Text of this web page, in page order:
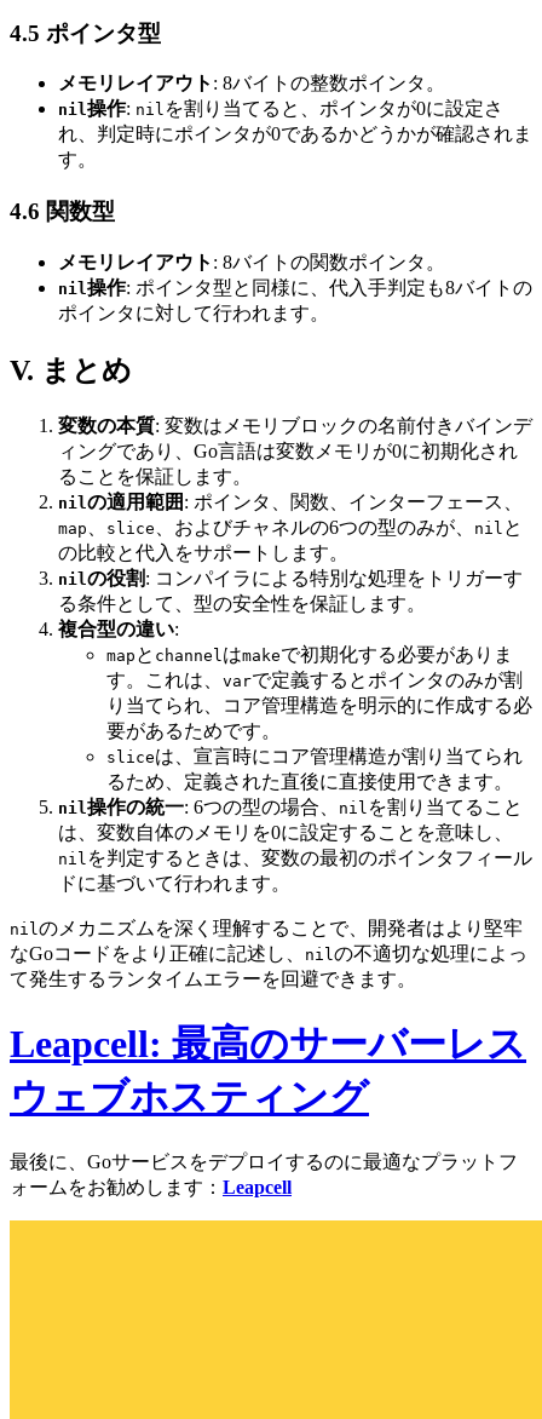
4.5 ポインタ型
メモリレイアウト : 8バイトの整数ポインタ。
nil操作: nil を割り当てると、ポインタが0に設定さ
れ、判定時にポインタが0であるかどうかが確認されま
す。
4.6 関数型
メモリレイアウト : 8バイトの関数ポインタ。
nil 操作: ポインタ型と同様に、代入手判定も8バイトの
ポインタに対して行われます。
V. まとめ
変数の本質: 変数はメモリブロックの名前付きバインデ
ィングであり、Go言語は変数メモリが0に初期化され
ることを保証します。
nil の適用範囲: ポインタ、関数、インターフェース、
map slice 、およびチャネルの6つの型のみが、 nil と
の比較と代入をサポートします。
nil の役割: コンパイラによる特別な処理をトリガーす
る条件として、型の安全性を保証します。
複合型の違い:
map と channel はmakeで初期化する必要がありま
す。これは、 varで定義するとポインタのみが割
り当てられ、コア管理構造を明示的に作成する必
要があるためです。
sliceは、宣言時にコア管理構造が割り当てられ
るため、定義された直後に直接使用できます。
nil 操作の統一: 6つの型の場合、 nil を割り当てること
は、変数自体のメモリを0に設定することを意味し、
nil を判定するときは、変数の最初のポインタフィール
ドに基づいて行われます。
nil のメカニズムを深く理解することで、開発者はより堅牢
なGoコードをより正確に記述し、
nil の不適切な処理によっ
て発生するランタイムエラーを回避できます。
Leapcell: 最高のサーバーレス
ウェブホスティング
最後に、Goサービスをデプロイするのに最適なプラットフ
ォームをお勧めします： Leapcell